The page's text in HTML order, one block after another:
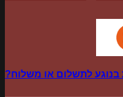
לתשלום או משלוח?